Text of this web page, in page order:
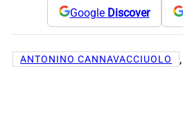
Google Discover
ANTONINO CANNAVACCIUOLO ,